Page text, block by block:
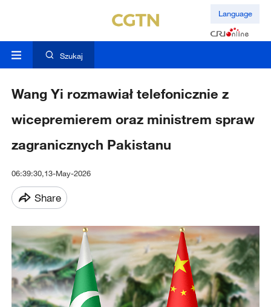
Language
Szukaj
Wang Yi rozmawiał telefonicznie z
wicepremierem oraz ministrem spraw
zagranicznych Pakistanu
06:39:30,13-May-2026
Share